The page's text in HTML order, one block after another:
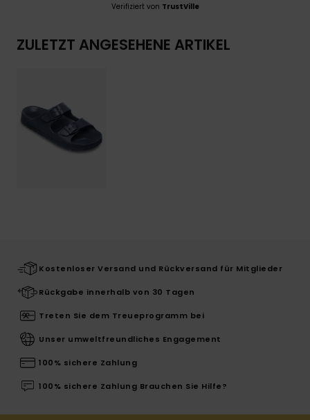
Verifiziert von TrustVille
ZULETZT ANGESEHENE ARTIKEL
Kostenloser Versand und Rückversand für Mitglieder
Rückgabe innerhalb von 30 Tagen
Treten Sie dem Treueprogramm bei
Unser umweltfreundliches Engagement
100% sichere Zahlung
100% sichere Zahlung Brauchen Sie Hilfe?